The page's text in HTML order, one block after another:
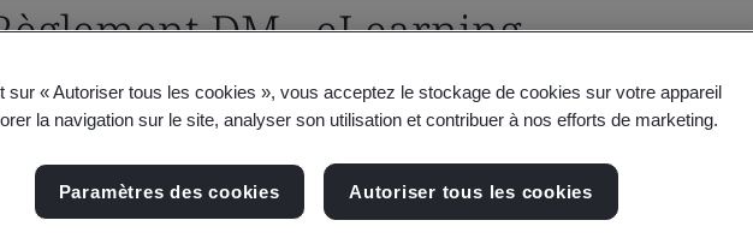
DM - eLearning
sur « Autoriser tous les cookies », vous acceptez le stockage de cookies sur votre appareil
la navigation sur le site, analyser son utilisation et contribuer à nos efforts de marketing.
Paramètres des cookies Autoriser tous les cookies